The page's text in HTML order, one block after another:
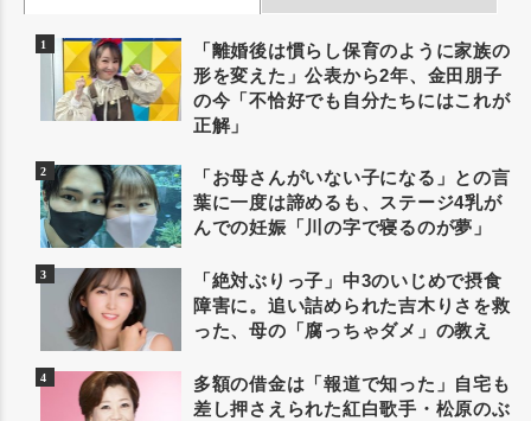
「離婚後は慣らし保育のように家族の
形を変えた」公表から2年、金田朋子
の今「不恰好でも自分たちにはこれが
正解」
「お母さんがいない子になる」との言
葉に一度は諦めるも、ステージ4乳が
んでの妊娠「川の字で寝るのが夢」
「絶対ぶりっ子」中3のいじめで摂食
障害に。追い詰められた吉木りさを救
った、母の「腐っちゃダメ」の教え
多額の借金は「報道で知った」自宅も
差し押さえられた紅白歌手・松原のぶ